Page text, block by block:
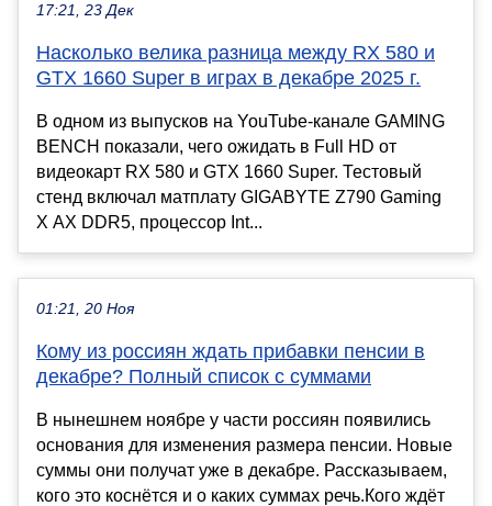
17:21, 23 Дек
Насколько велика разница между RX 580 и
GTX 1660 Super в играх в декабре 2025 г.
В одном из выпусков на YouTube-канале GAMING
BENCH показали, чего ожидать в Full HD от
видеокарт RX 580 и GTX 1660 Super. Тестовый
стенд включал матплату GIGABYTE Z790 Gaming
X AX DDR5, процессор Int...
01:21, 20 Ноя
Кому из россиян ждать прибавки пенсии в
декабре? Полный список с суммами
В нынешнем ноябре у части россиян появились
основания для изменения размера пенсии. Новые
суммы они получат уже в декабре. Рассказываем,
кого это коснётся и о каких суммах речь.Кого ждёт